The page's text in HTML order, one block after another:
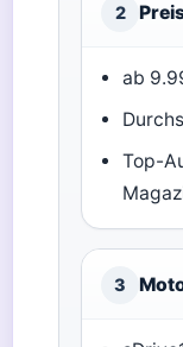
2
ab
Top-
3